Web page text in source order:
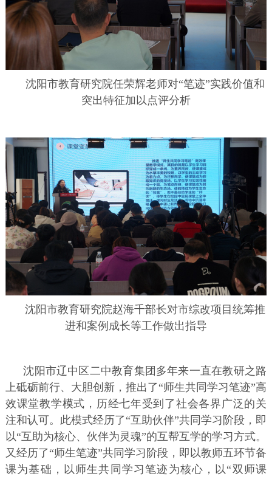
沈阳市教育研究院任荣辉老师对“笔迹”实践价值和
突出特征加以点评分析
沈阳市教育研究院赵海千部长对市综改项目统筹推
进和案例成长等工作做出指导
沈阳市辽中区二中教育集团多年来一直在教研之路
上砥砺前行、大胆创新，推出了“师生共同学习笔迹”高
效课堂教学模式，历经七年受到了社会各界广泛的关
注和认可。此模式经历了“互助伙伴”共同学习阶段，即
以“互助为核心、伙伴为灵魂”的互帮互学的学习方式。
又经历了“师生笔迹”共同学习阶段，即以教师五环节备
课为基础，以师生共同学习笔迹为核心，以“双师课